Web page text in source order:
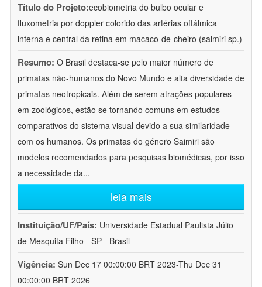
Título do Projeto:ecobiometria do bulbo ocular e
fluxometria por doppler colorido das artérias oftálmica
interna e central da retina em macaco-de-cheiro (saimiri sp.)
Resumo: O Brasil destaca-se pelo maior número de
primatas não-humanos do Novo Mundo e alta diversidade de
primatas neotropicais. Além de serem atrações populares
em zoológicos, estão se tornando comuns em estudos
comparativos do sistema visual devido a sua similaridade
com os humanos. Os primatas do género Saimiri são
modelos recomendados para pesquisas biomédicas, por isso
a necessidade da...
leia mais
Instituição/UF/País: Universidade Estadual Paulista Júlio
de Mesquita Filho - SP - Brasil
Vigência: Sun Dec 17 00:00:00 BRT 2023-Thu Dec 31
00:00:00 BRT 2026